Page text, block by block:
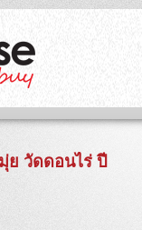
ย วัดดอนไร่ ปี